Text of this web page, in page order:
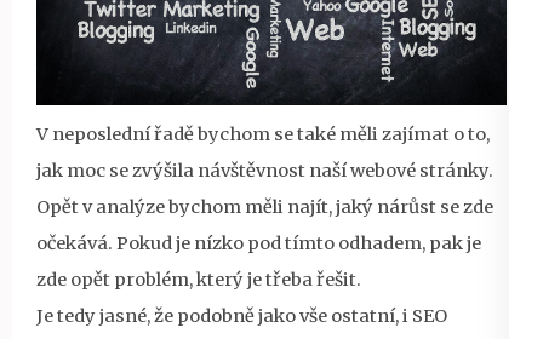
V neposlední řadě bychom se také měli zajímat o to,
jak moc se zvýšila návštěvnost naší webové stránky.
Opět v analýze bychom měli najít, jaký nárůst se zde
očekává. Pokud je nízko pod tímto odhadem, pak je
zde opět problém, který je třeba řešit.
Je tedy jasné, že podobně jako vše ostatní, i SEO